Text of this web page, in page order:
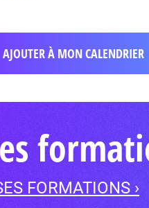
AJOUTER À MON CALENDRIER
FORMATIONS ›